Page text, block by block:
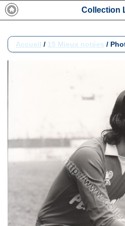
Collection
Accueil / 15 Mieux notées /